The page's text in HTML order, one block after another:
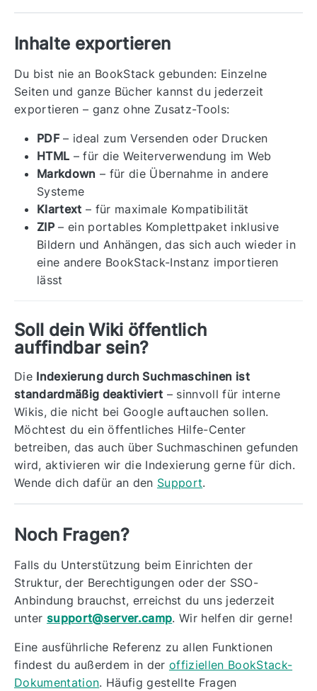
Inhalte exportieren
Du bist nie an BookStack gebunden: Einzelne
Seiten und ganze Bücher kannst du jederzeit
exportieren – ganz ohne Zusatz-Tools:
PDF– ideal zum Versenden oder Drucken
HTML – für die Weiterverwendung im Web
Markdown – für die Übernahme in andere
Systeme
Klartext – für maximale Kompatibilität
ZIP – ein portables Komplettpaket inklusive
Bildern und Anhängen, das sich auch wieder in
eine andere BookStack-Instanz importieren
lässt
Soll dein Wiki öffentlich
auffindbar sein?
Die Indexierung durch Suchmaschinen ist
standardmäßig deaktiviert – sinnvoll für interne
Wikis, die nicht bei Google auftauchen sollen.
Möchtest du ein öffentliches Hilfe-Center
betreiben, das auch über Suchmaschinen gefunden
wird, aktivieren wir die Indexierung gerne für dich.
Wende dich dafür an den Support.
Noch Fragen?
Falls du Unterstützung beim Einrichten der
Struktur, der Berechtigungen oder der SSO-
Anbindung brauchst, erreichst du uns jederzeit
unter support@server.camp. Wir helfen dir gerne!
Eine ausführliche Referenz zu allen Funktionen
findest du außerdem in der offiziellen BookStack-
Dokumentation. Häufig gestellte Fragen